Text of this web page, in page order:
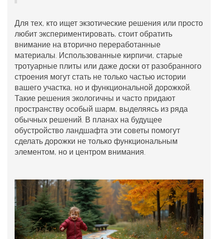
Для тех, кто ищет экзотические решения или просто
любит экспериментировать, стоит обратить
внимание на вторично переработанные
материалы. Использованные кирпичи, старые
тротуарные плиты или даже доски от разобранного
строения могут стать не только частью истории
вашего участка, но и функциональной дорожкой.
Такие решения экологичны и часто придают
пространству особый шарм, выделяясь из ряда
обычных решений. В планах на будущее
обустройство ландшафта эти советы помогут
сделать дорожки не только функциональным
элементом, но и центром внимания.